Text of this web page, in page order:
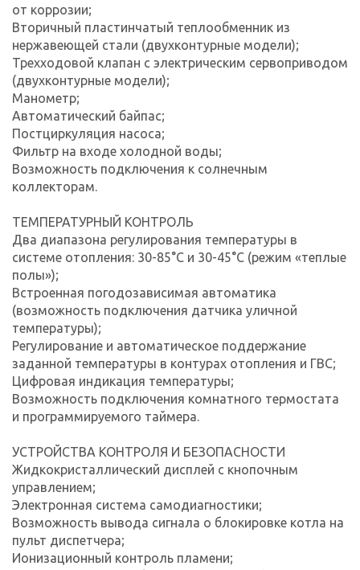
от коррозии;
Вторичный пластинчатый теплообменник из
нержавеющей стали (двухконтурные модели);
Трехходовой клапан с электрическим сервоприводом
(двухконтурные модели);
Манометр;
Автоматический байпас;
Постциркуляция насоса;
Фильтр на входе холодной воды;
Возможность подключения к солнечным
коллекторам.
ТЕМПЕРАТУРНЫЙ КОНТРОЛЬ
Два диапазона регулирования температуры в
системе отопления: 30-85°С и 30-45°С (режим «теплые
полы»);
Встроенная погодозависимая автоматика
(возможность подключения датчика уличной
температуры);
Регулирование и автоматическое поддержание
заданной температуры в контурах отопления и ГВС;
Цифровая индикация температуры;
Возможность подключения комнатного термостата
и программируемого таймера.
УСТРОЙСТВА КОНТРОЛЯ И БЕЗОПАСНОСТИ
Жидкокристаллический дисплей с кнопочным
управлением;
Электронная система самодиагностики;
Возможность вывода сигнала о блокировке котла на
пульт диспетчера;
Ионизационный контроль пламени;